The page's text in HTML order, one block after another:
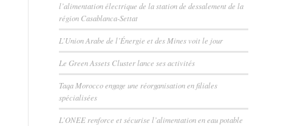
l’alimentation électrique de la station de dessalement de la
région Casablanca-Settat
L’Union Arabe de l’Énergie et des Mines voit le jour
Le Green Assets Cluster lance ses activités
Taqa Morocco engage une réorganisation en filiales
spécialisées
L’ONEE renforce et sécurise l’alimentation en eau potable